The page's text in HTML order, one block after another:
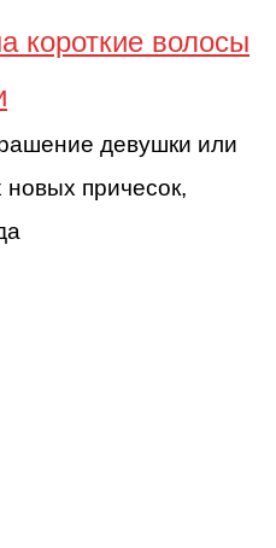
короткие волосы
девушки или
причесок,